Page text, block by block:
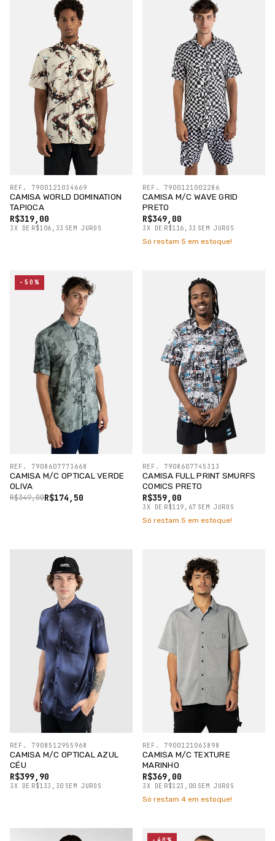
CAMISA WORLD DOMINATION
TAPIOCA
R$319,00
3X DE R$106,33 SEM JUROS
REF. 7900121034669
CAMISA M/C WAVE GRID
PRETO
R$349,00
3X DE R$116,33 SEM JUROS
REF. 7900121002286
Só restam 5 em estoque!
CAMISA M/C OPTICAL VERDE
OLIVA
R$174,50
R$349,00
REF. 7908607773668
-50%
CAMISA FULL PRINT SMURFS
COMICS PRETO
R$359,00
3X DE R$119,67 SEM JUROS
REF. 7908607745313
Só restam 5 em estoque!
CAMISA M/C OPTICAL AZUL
CÉU
R$399,90
3X DE R$133,30 SEM JUROS
REF. 7908512955968
CAMISA M/C TEXTURE
MARINHO
R$369,00
3X DE R$123,00 SEM JUROS
REF. 7900121063898
Só restam 4 em estoque!